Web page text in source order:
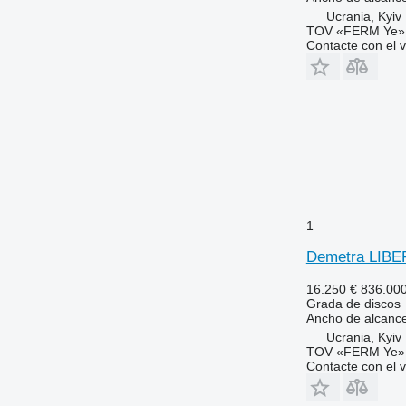
Ucrania, Kyiv
TOV «FERM Ye»
Contacte con el
1
Demetra
16.250 €
Grada de discos
Ancho de
Ucrania, Kyiv
TOV «FERM Ye»
Contacte con el